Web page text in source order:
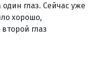
глаз. Сейчас уже
хорошо,
глаз